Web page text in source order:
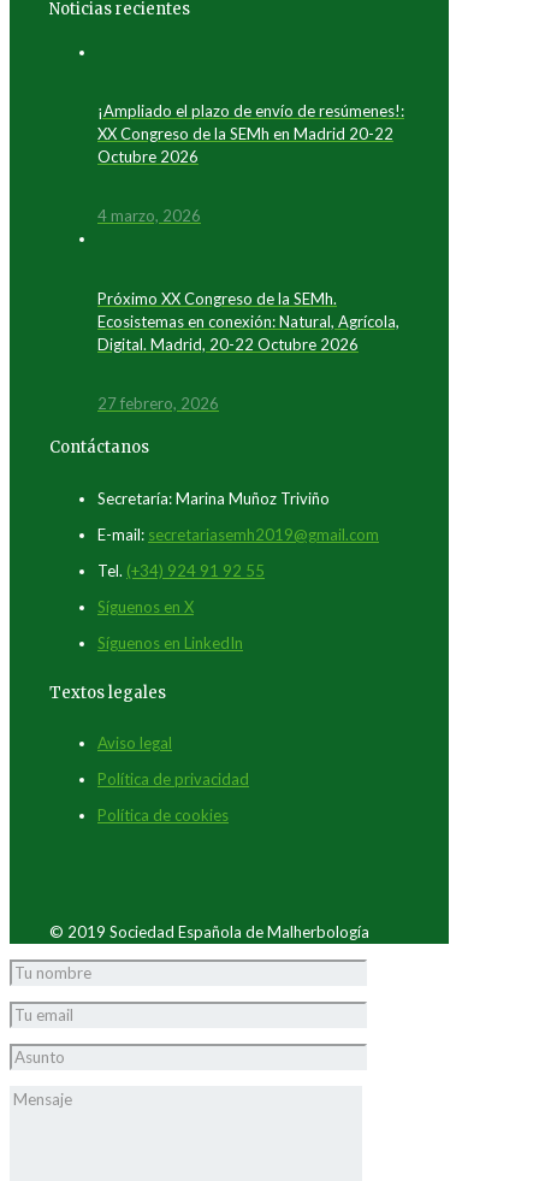
Noticias recientes
¡Ampliado el plazo de envío de resúmenes!:
XX Congreso de la SEMh en Madrid 20-22
Octubre 2026
4 marzo, 2026
Próximo XX Congreso de la SEMh.
Ecosistemas en conexión: Natural, Agrícola,
Digital. Madrid, 20-22 Octubre 2026
27 febrero, 2026
Contáctanos
Secretaría: Marina Muñoz Triviño
E-mail: secretariasemh2019@gmail.com
Tel. (+34) 924 91 92 55
Síguenos en X
Síguenos en LinkedIn
Textos legales
Aviso legal
Política de privacidad
Política de cookies
© 2019 Sociedad Española de Malherbología